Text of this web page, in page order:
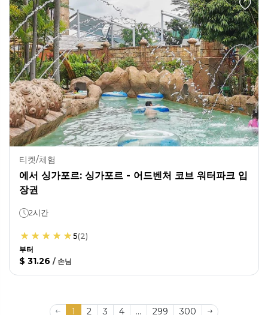
티켓/체험
에서 싱가포르: 싱가포르 - 어드벤처 코브 워터파크 입
장권
2시간
5(2)
부터
$ 31.26 / 손님
1 2 3 4 ... 299 300